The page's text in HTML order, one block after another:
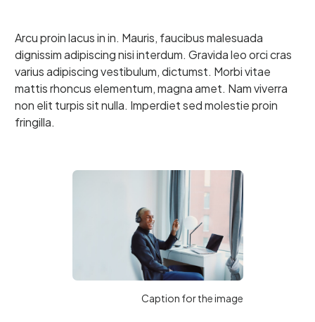
Arcu proin lacus in in. Mauris, faucibus malesuada
dignissim adipiscing nisi interdum. Gravida leo orci cras
varius adipiscing vestibulum, dictumst. Morbi vitae
mattis rhoncus elementum, magna amet. Nam viverra
non elit turpis sit nulla. Imperdiet sed molestie proin
fringilla.
Caption for the image